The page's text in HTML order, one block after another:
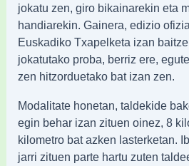
jokatu zen, giro bikainarekin eta
handiarekin. Gainera, edizio
Euskadiko Txapelketa izan
jokatutako proba, berriz ere,
zen hitzorduetako bat izan zen.
Modalitate honetan, taldekide
egin behar izan zituen oinez, 8
kilometro bat azken lasterketan.
jarri zituen parte hartu zuten